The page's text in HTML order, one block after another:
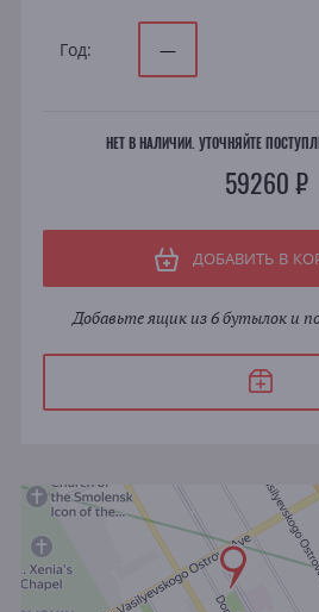
Год: —
НЕТ В НАЛИЧИИ. УТОЧНЯЙТЕ
59260 ₽
ДОБАВИТЬ В
Добавьте ящик из 6 бутылок и